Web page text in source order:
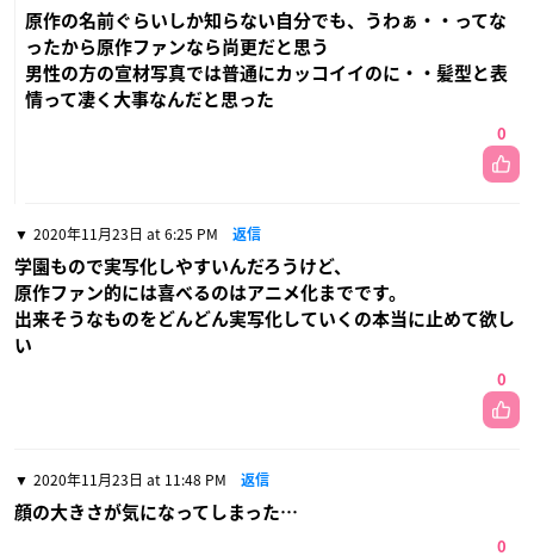
原作の名前ぐらいしか知らない自分でも、うわぁ・・ってな
ったから原作ファンなら尚更だと思う
男性の方の宣材写真では普通にカッコイイのに・・髪型と表
情って凄く大事なんだと思った
0
2020年11月23日 at 6:25 PM 返信
学園もので実写化しやすいんだろうけど、
原作ファン的には喜べるのはアニメ化までです。
出来そうなものをどんどん実写化していくの本当に止めて欲し
い
0
2020年11月23日 at 11:48 PM 返信
顔の大きさが気になってしまった…
0